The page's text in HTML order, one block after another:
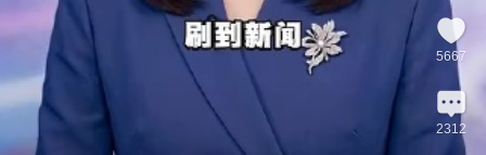
5667
2312